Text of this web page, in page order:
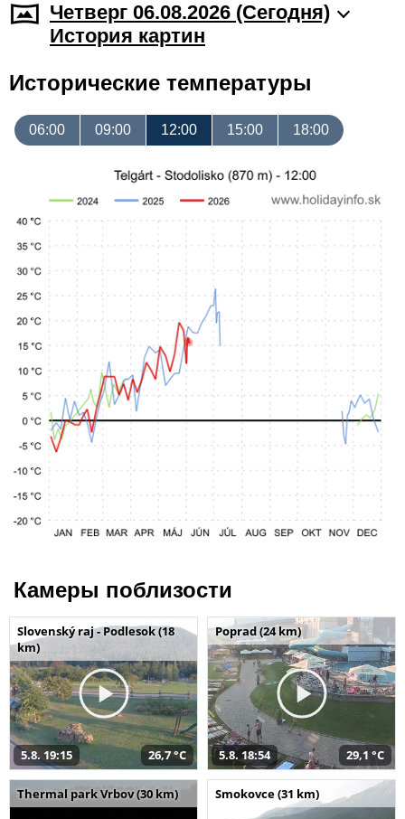
Четверг 06.08.2026 (Cегодня)
История картин
Исторические температуры
06:00 09:00 12:00 15:00 18:00
Камеры поблизости
Slovenský raj - Podlesok (18
km)
5.8. 19:15 26,7 °C
Poprad (24 km)
5.8. 18:54 29,1 °C
Thermal park Vrbov (30 km) Smokovce (31 km)